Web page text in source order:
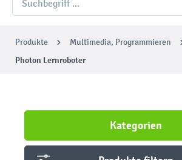
Produkte Multimedia, Programmieren
Photon Lernroboter
Kategorien